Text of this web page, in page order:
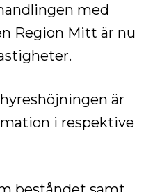
med
Region Mitt är nu
är
i respektive